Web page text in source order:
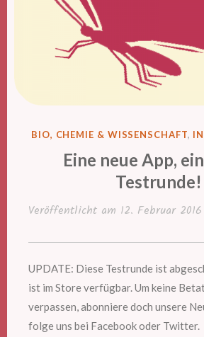
VERÖFFENTLICHT
BIO, CHEMIE & WISSENSCHAFT,
Eine neue App,
Testrunde!
Veröffentlicht am 12. Februar 2016
UPDATE: Diese Testrunde ist
ist im Store verfügbar. Um keine
verpassen, abonniere doch unsere
folge uns bei Facebook oder Twitter.